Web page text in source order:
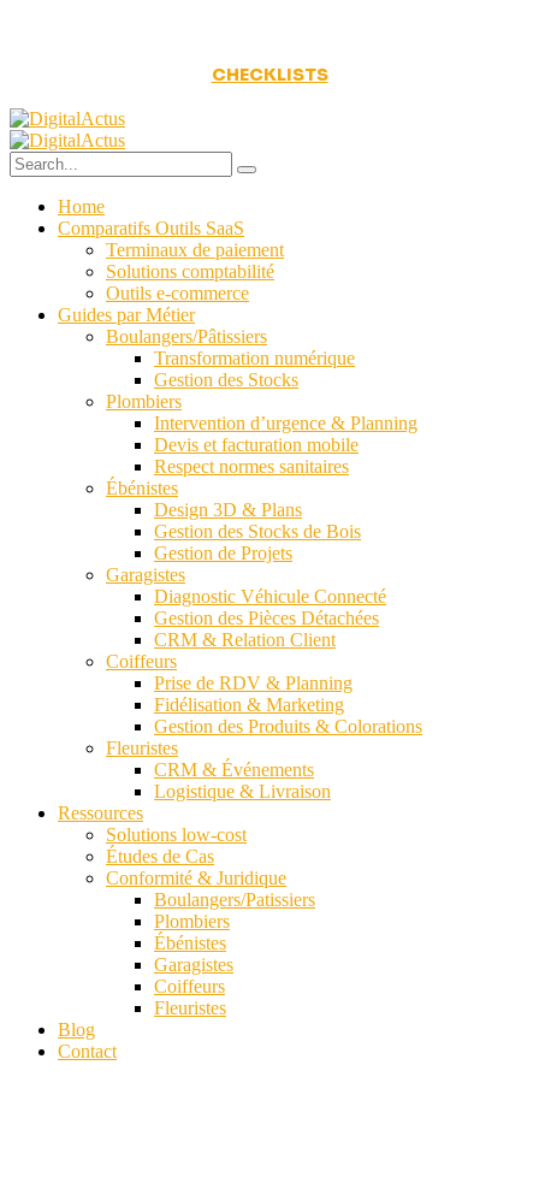
CHECKLISTS
Home
Comparatifs Outils SaaS
Terminaux de paiement
Solutions comptabilité
Outils e-commerce
Guides par Métier
Boulangers/Pâtissiers
Transformation numérique
Gestion des Stocks
Plombiers
Intervention d’urgence & Planning
Devis et facturation mobile
Respect normes sanitaires
Ébénistes
Design 3D & Plans
Gestion des Stocks de Bois
Gestion de Projets
Garagistes
Diagnostic Véhicule Connecté
Gestion des Pièces Détachées
CRM & Relation Client
Coiffeurs
Prise de RDV & Planning
Fidélisation & Marketing
Gestion des Produits & Colorations
Fleuristes
CRM & Événements
Logistique & Livraison
Ressources
Solutions low-cost
Études de Cas
Conformité & Juridique
Boulangers/Patissiers
Plombiers
Ébénistes
Garagistes
Coiffeurs
Fleuristes
Blog
Contact